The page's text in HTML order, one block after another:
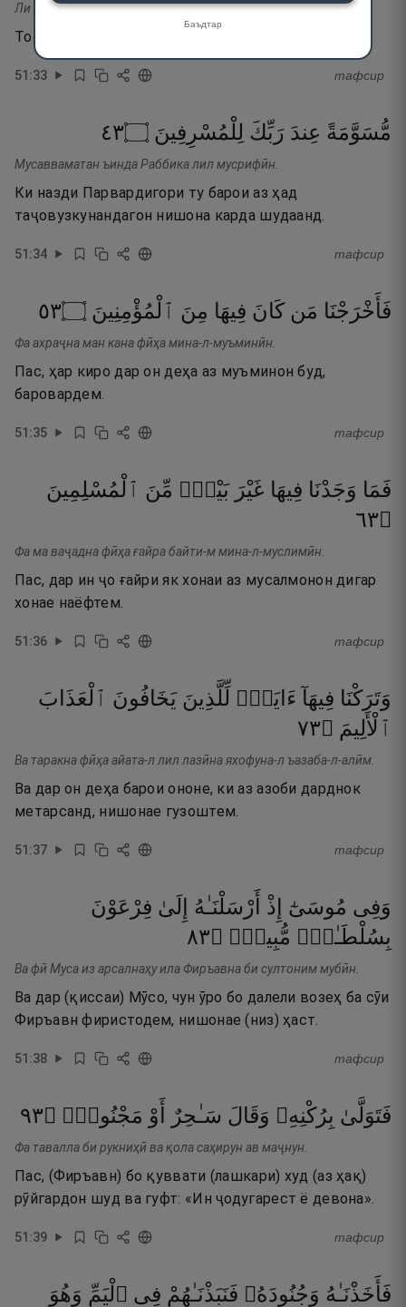
Ли нурсила ъалайҳим ҳиҷарата-м мин тӣн.
То бар (сари) онҳо сангборе аз гил бифиристем,
51:33 тафсир
مُّسَوَّمَةً عِندَ رَبِّكَ لِلْمُسْرِفِينَ ۝٣٤
Мусавваматан ъинда Раббика лил мусрифӣн.
Ки назди Парвардигори ту барои аз ҳад
таҷовузкунандагон нишона карда шудаанд.
51:34 тафсир
فَأَخْرَجْنَا مَن كَانَ فِيهَا مِنَ ٱلْمُؤْمِنِينَ ۝٣٥
Фа ахраҷна ман кана фӣҳа мина-л-муъминӣн.
Пас, ҳар киро дар он деҳа аз муъминон буд,
баровардем.
51:35 тафсир
فَمَا وَجَدْنَا فِيهَا غَيْرَ بَيْتٍۢ مِّنَ ٱلْمُسْلِمِينَ
۝٣٦
Фа ма ваҷадна фӣҳа ғайра байти-м мина-л-муслимӣн.
Пас, дар ин ҷо ғайри як хонаи аз мусалмонон дигар
хонае наёфтем.
51:36 тафсир
وَتَرَكْنَا فِيهَآ ءَايَةًۭ لِّلَّذِينَ يَخَافُونَ ٱلْعَذَابَ
ٱلْأَلِيمَ ۝٣٧
Ва таракна фӣҳа айата-л лил лазӣна яхофуна-л ъазаба-л-алӣм.
Ва дар он деҳа барои ононе, ки аз азоби дарднок
метарсанд, нишонае гузоштем.
51:37 тафсир
وَفِى مُوسَىٰٓ إِذْ أَرْسَلْنَـٰهُ إِلَىٰ فِرْعَوْنَ
بِسُلْطَـٰنٍۢ مُّبِينٍۢ ۝٣٨
Ва фӣ Муса из арсалнаҳу ила Фиръавна би султоним мубӣн.
Ва дар (қиссаи) Мӯсо, чун ӯро бо далели возеҳ ба сӯи
Фиръавн фиристодем, нишонае (низ) ҳаст.
51:38 тафсир
فَتَوَلَّىٰ بِرُكْنِهِۦ وَقَالَ سَـٰحِرٌ أَوْ مَجْنُونٌۭ ۝٣٩
Фа тавалла би рукниҳӣ ва қола саҳирун ав маҷнун.
Пас, (Фиръавн) бо қуввати (лашкари) худ (аз ҳақ)
рӯйгардон шуд ва гуфт: «Ин ҷодугарест ё девона».
51:39 тафсир
فَأَخَذْنَـٰهُ وَجُنُودَهُۥ فَنَبَذْنَـٰهُمْ فِى ٱلْيَمِّ وَهُوَ
Баъдтар